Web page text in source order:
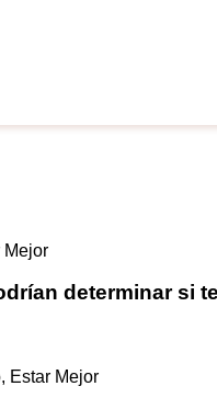
determinar si